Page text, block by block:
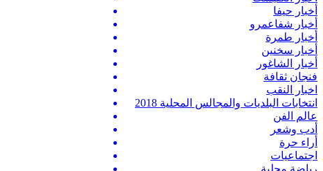
أخبار حيفا
أخبار شفاعمرو
أخبار طمرة
أخبار سخنين
أخبار الشاغور
فنجان ثقافة
اخبار النقب
انتخابات البلديات والمجالس المحلية 2018
عالم الفن
أدب وشعر
أراء حرة
اجتماعيات
رياضة محلية